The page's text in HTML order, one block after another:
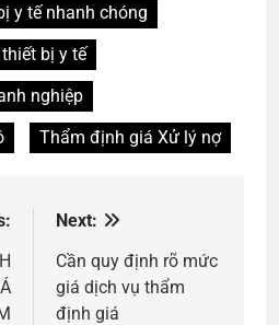
y tế nhanh chóng
bị y tế
nghiệp
Thẩm định giá Xử lý nợ
Next:
Cần quy định rõ mức
giá dịch vụ thẩm
định giá